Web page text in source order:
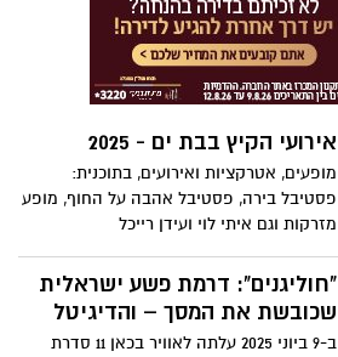
20:30, 21:00, 21:30, 22:00 ו-22:30 כשהכניסה
חופשית
אירועי הקיץ בבת ים - 2025
מופעים, אטרקציות ואירועים, בתוכנית:
פסטיבל בירה, פסטיבל אהבה על החוף, מופע
מזרקות וגם איתי לוי ועידן רייכל
"חוליגנים": דרמת פשע ישראלית
שכובשת את המסך – והדיגיטל
ב-9 ביוני 2025 עלתה לאוויר בכאן 11 סדרת